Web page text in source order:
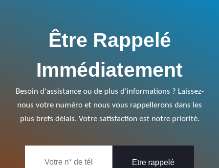
Être Rappelé
Immédiatement
Besoin d'assistance ou de plus d'informations ? Laissez-
nous votre numéro et nous vous rappellerons dans les
plus brefs délais. Votre satisfaction est notre priorité.